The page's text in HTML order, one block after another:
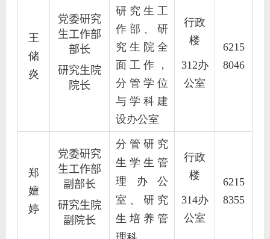
王
储
炎
党委研究
生工作部
部长
研究生院
院长
研究生工
作部、研
究生院全
面工作，
分管学位
与学科建
设办公室
行政
楼
312办
公室
6215
8046
郑
嬗
婷
党委研究
生工作部
副部长
研究生院
副 院长
分管 研究
生学生管
理办公
室、 研究
生培养管
行政
楼
314办
公室
6215
8355